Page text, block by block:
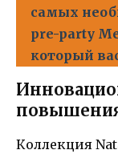
самых
pre-party
который
Коллекция